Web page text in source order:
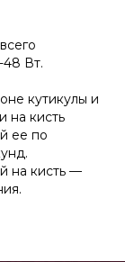
48 Вт.
кутикулы и
на кисть
ее по
на кисть —